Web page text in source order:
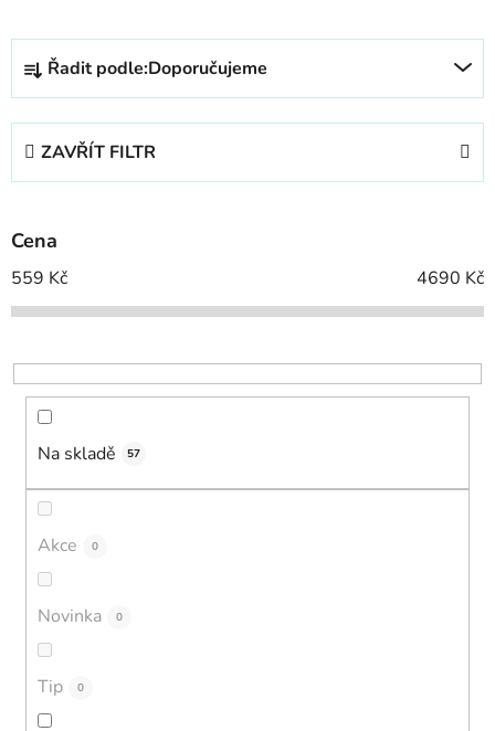
Ř
z
p
r
o
d
k
t
Řadit podle:Doporučujeme
ZAVŘÍT FILTR
Cena
559 Kč 4690 Kč
Na skladě 57
Akce 0
Novinka 0
Tip 0